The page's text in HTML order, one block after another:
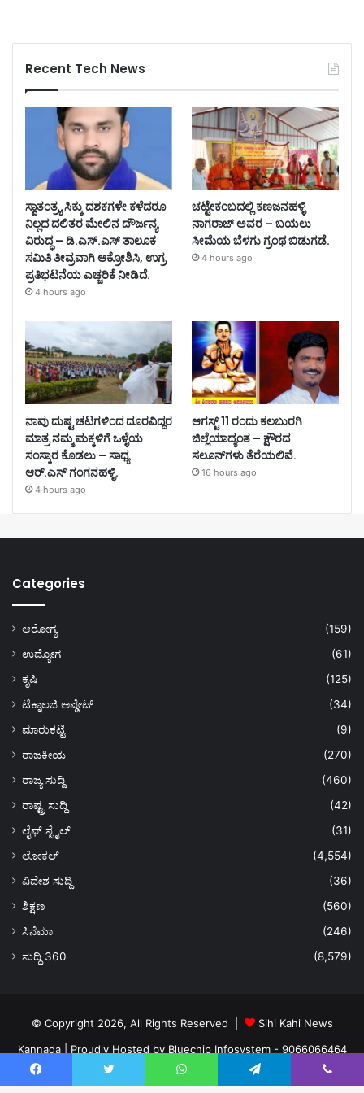
Recent Tech News
ಸ್ವಾತಂತ್ರ್ಯ ಸಿಕ್ಕು ದಶಕಗಳೇ ಕಳೆದರೂ
ನಿಲ್ಲದ ದಲಿತರ ಮೇಲಿನ ದೌರ್ಜನ್ಯ
ವಿರುದ್ಧ – ಡಿ.ಎಸ್.ಎಸ್ ತಾಲೂಕ
ಸಮಿತಿ ತೀವ್ರವಾಗಿ ಆಕ್ರೋಶಿಸಿ, ಉಗ್ರ
ಪ್ರತಿಭಟನೆಯ ಎಚ್ಚರಿಕೆ ನೀಡಿದೆ.
4 hours ago
ಚಟ್ಟೇಕಂಬದಲ್ಲಿ ಕಣಜನಹಳ್ಳಿ
ನಾಗರಾಜ್ ಅವರ – ಬಯಲು
ಸೀಮೆಯ ಬೆಳಗು ಗ್ರಂಥ ಬಿಡುಗಡೆ.
4 hours ago
ನಾವು ದುಷ್ಟ ಚಟಗಳಿಂದ ದೂರವಿದ್ದರ
ಮಾತ್ರ ನಮ್ಮ ಮಕ್ಕಳಿಗೆ ಒಳ್ಳೆಯ
ಸಂಸ್ಕಾರ ಕೊಡಲು – ಸಾಧ್ಯ
ಆರ್.ಎಸ್ ಗಂಗನಹಳ್ಳಿ.
4 hours ago
ಆಗಸ್ಟ್ 11 ರಂದು ಕಲಬುರಗಿ
ಜಿಲ್ಲೆಯಾದ್ಯಂತ – ಕ್ಷೌರದ
ಸಲೂನ್‌ಗಳು ತೆರೆಯಲಿವೆ.
16 hours ago
Categories
ಆರೋಗ್ಯ
(159)
ಉದ್ಯೋಗ
(61)
ಕೃಷಿ
(125)
ಟೆಕ್ನಾಲಜಿ ಅಪ್ಡೇಟ್
(34)
ಮಾರುಕಟ್ಟೆ
(9)
ರಾಜಕೀಯ
(270)
ರಾಜ್ಯ ಸುದ್ದಿ
(460)
ರಾಷ್ಟ್ರ ಸುದ್ದಿ
(42)
ಲೈಫ್ ಸ್ಟೈಲ್
(31)
ಲೋಕಲ್
(4,554)
ವಿದೇಶ ಸುದ್ದಿ
(36)
ಶಿಕ್ಷಣ
(560)
ಸಿನೆಮಾ
(246)
ಸುದ್ದಿ 360
(8,579)
© Copyright 2026, All Rights Reserved |
Sihi Kahi News
Kannada| Proudly Hosted by Bluechip Infosystem - 9066066464
About US
Privacy Policy Ads Policy Terms and Conditions
Facebook Twitter WhatsApp Telegram Viber